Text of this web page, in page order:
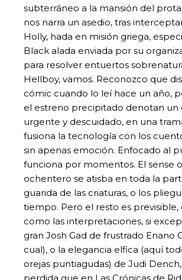
subterráneo a la mansión del
nos narra un asedio, tras
Holly, hada en misión griega,
Black alada enviada por su
para resolver entuertos
Hellboy, vamos. Reconozco que
cómic cuando lo leí hace un año,
el estreno precipitado denotan un
urgente y descuidado, en una
fusiona la tecnología con los
sin apenas emoción. Enfocado al
funciona por momentos. El sense
ochentero se atisba en toda la
guarida de las criaturas, o los
tiempo. Pero el resto es previsible,
como las interpretaciones, si
gran Josh Gad de frustrado Enano
cual), o la elegancia elfica (aquí
orejas puntiagudas) de Judi